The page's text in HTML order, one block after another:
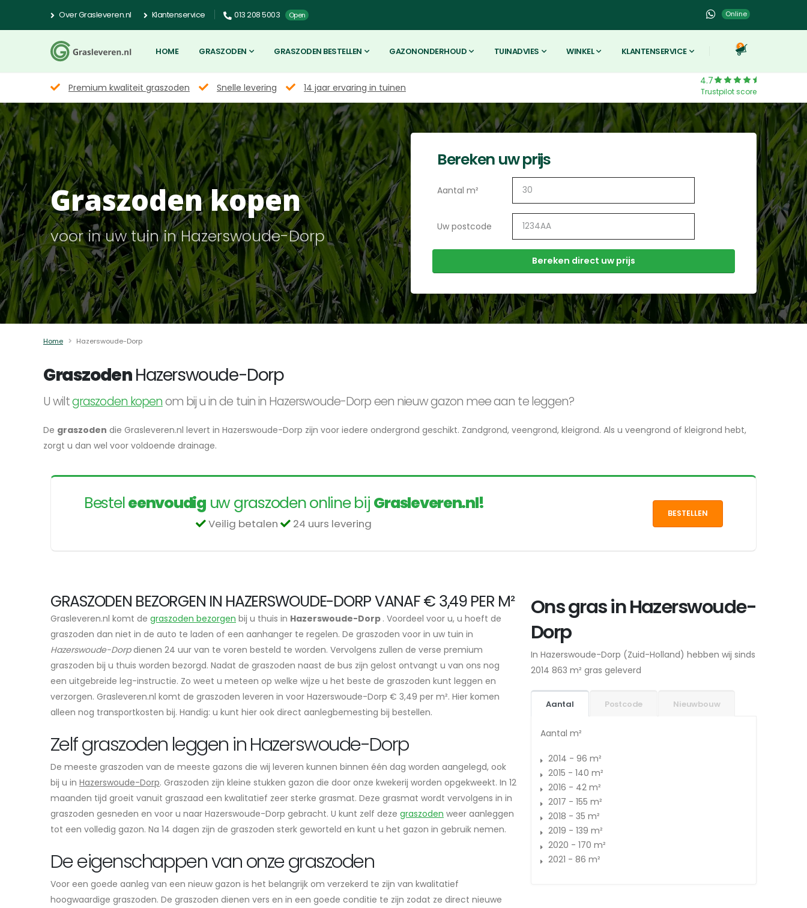
Over Grasleveren.nl Klantenservice 013 208 5003 Open Online
HOME GRASZODEN GRASZODEN BESTELLEN GAZONONDERHOUD TUINADVIES WINKEL KLANTENSERVICE 3
Premium kwaliteit graszoden Snelle levering 14 jaar ervaring in tuinen
4.7
Trustpilot score
Graszoden kopen
voor in uw tuin in Hazerswoude-Dorp
Bereken uw prijs
Aantal m²
Uw postcode
Home Hazerswoude-Dorp
GraszodenHazerswoude-Dorp
U wiltgraszoden kopenom bij u in de tuin in Hazerswoude-Dorp een nieuw gazon mee aan te leggen?
De graszoden die Grasleveren.nl levert in Hazerswoude-Dorp zijn voor iedere ondergrond geschikt. Zandgrond, veengrond, kleigrond. Als u veengrond of kleigrond hebt,
zorgt u dan wel voor voldoende drainage.
Besteleenvoudiguw graszoden online bij Grasleveren.nl!
Veilig betalen 24 uurs levering
BESTELLEN
GRASZODEN BEZORGEN IN HAZERSWOUDE-DORP VANAF € 3,49 PER M²
Grasleveren.nl komt de graszoden bezorgen bij u thuis in Hazerswoude-Dorp . Voordeel voor u, u hoeft de
graszoden dan niet in de auto te laden of een aanhanger te regelen. De graszoden voor in uw tuin in
Hazerswoude-Dorpdienen 24 uur van te voren besteld te worden. Vervolgens zullen de verse premium
graszoden bij u thuis worden bezorgd. Nadat de graszoden naast de bus zijn gelost ontvangt u van ons nog
een uitgebreide leg-instructie. Zo weet u meteen op welke wijze u het beste de graszoden kunt leggen en
verzorgen. Grasleveren.nl komt de graszoden leveren in voor Hazerswoude-Dorp € 3,49 per m². Hier komen
alleen nog transportkosten bij. Handig: u kunt hier ook direct aanlegbemesting bij bestellen.
Zelf graszoden leggen in Hazerswoude-Dorp
De meeste graszoden van de meeste gazons die wij leveren kunnen binnen één dag worden aangelegd, ook
bij u in Hazerswoude-Dorp. Graszoden zijn kleine stukken gazon die door onze kwekerij worden opgekweekt. In 12
maanden tijd groeit vanuit graszaad een kwalitatief zeer sterke grasmat. Deze grasmat wordt vervolgens in in
graszoden gesneden en voor u naar Hazerswoude-Dorp gebracht. U kunt zelf deze graszoden weer aanleggen
tot een volledig gazon. Na 14 dagen zijn de graszoden sterk geworteld en kunt u het gazon in gebruik nemen.
De eigenschappen van onze graszoden
Voor een goede aanleg van een nieuw gazon is het belangrijk om verzekerd te zijn van kwalitatief
hoogwaardige graszoden. De graszoden dienen vers en in een goede conditie te zijn zodat ze direct nieuwe
Ons gras in Hazerswoude-
Dorp
In Hazerswoude-Dorp (Zuid-Holland) hebben wij sinds
2014 863 m² gras geleverd
Aantal Postcode Nieuwbouw
Aantal m²
2014 - 96 m²
2015 - 140 m²
2016 - 42 m²
2017 - 155 m²
2018 - 35 m²
2019 - 139 m²
2020 - 170 m²
2021 - 86 m²